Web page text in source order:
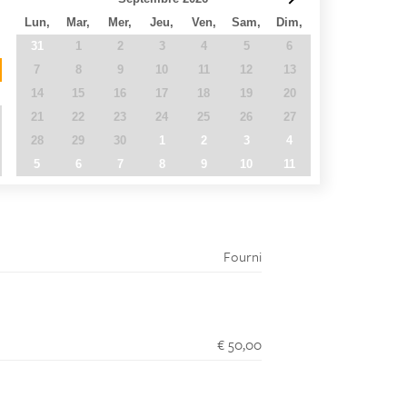
Lun,
Mar, Mer, Jeu, Ven, Sam,
Dim,
31
1 2 3 4 5
6
7
8 9 10 11 12
13
14
15 16 17 18 19
20
21
22 23 24 25 26
27
28
29 30 1 2 3
4
5
6 7 8 9 10 11
Fourni
€ 50,00